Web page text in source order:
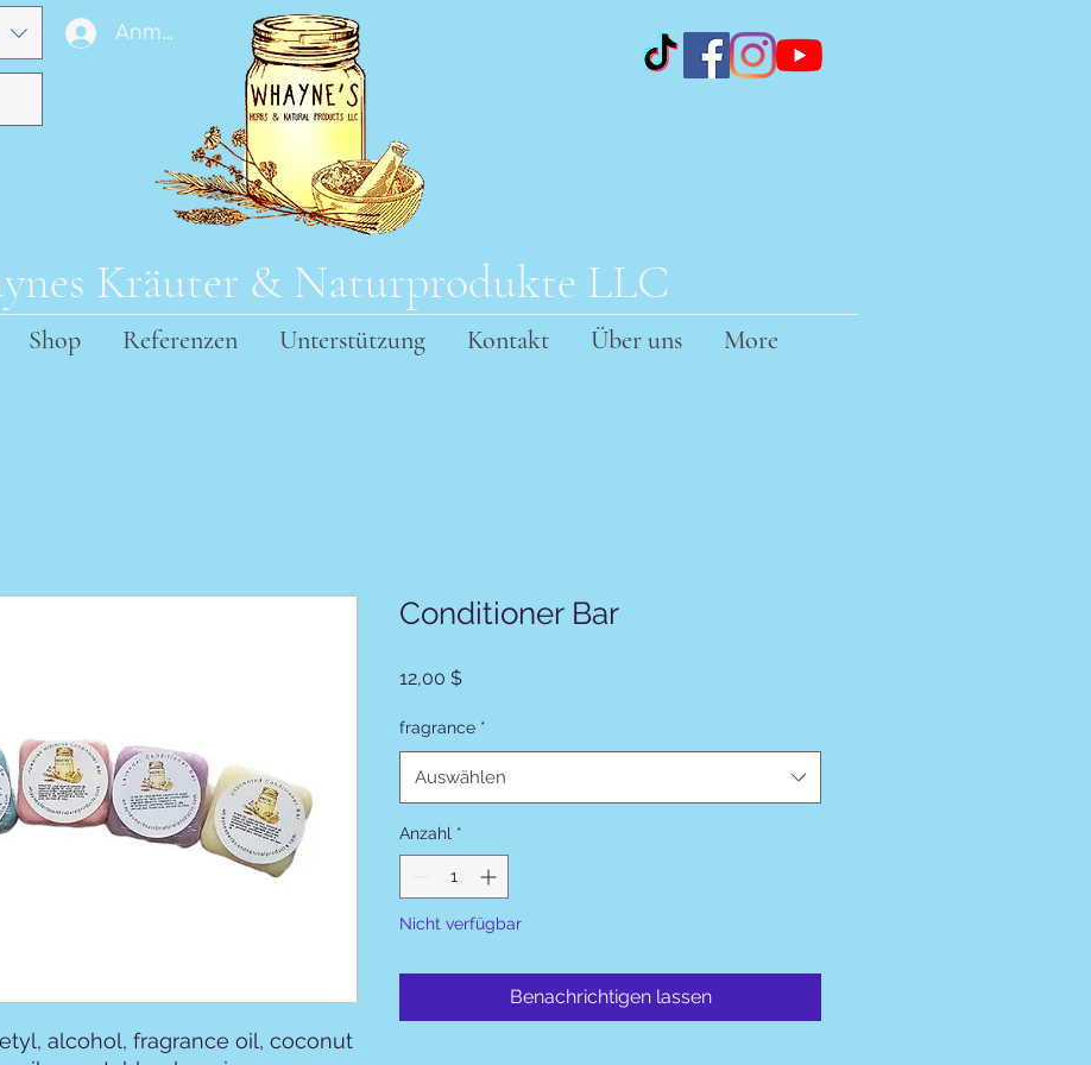
Anmelden
Kräuter & Naturprodukte LLC
Shop Referenzen Unterstützung Kontakt Über uns More
alcohol, fragrance oil, coconut
Conditioner Bar
12,00 $Preis
fragrance *
Auswählen
Anzahl *
Nicht verfügbar
Benachrichtigen lassen